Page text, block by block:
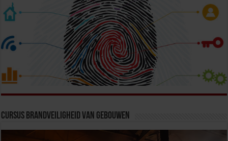
Cursus Brandveiligheid van Gebouwen